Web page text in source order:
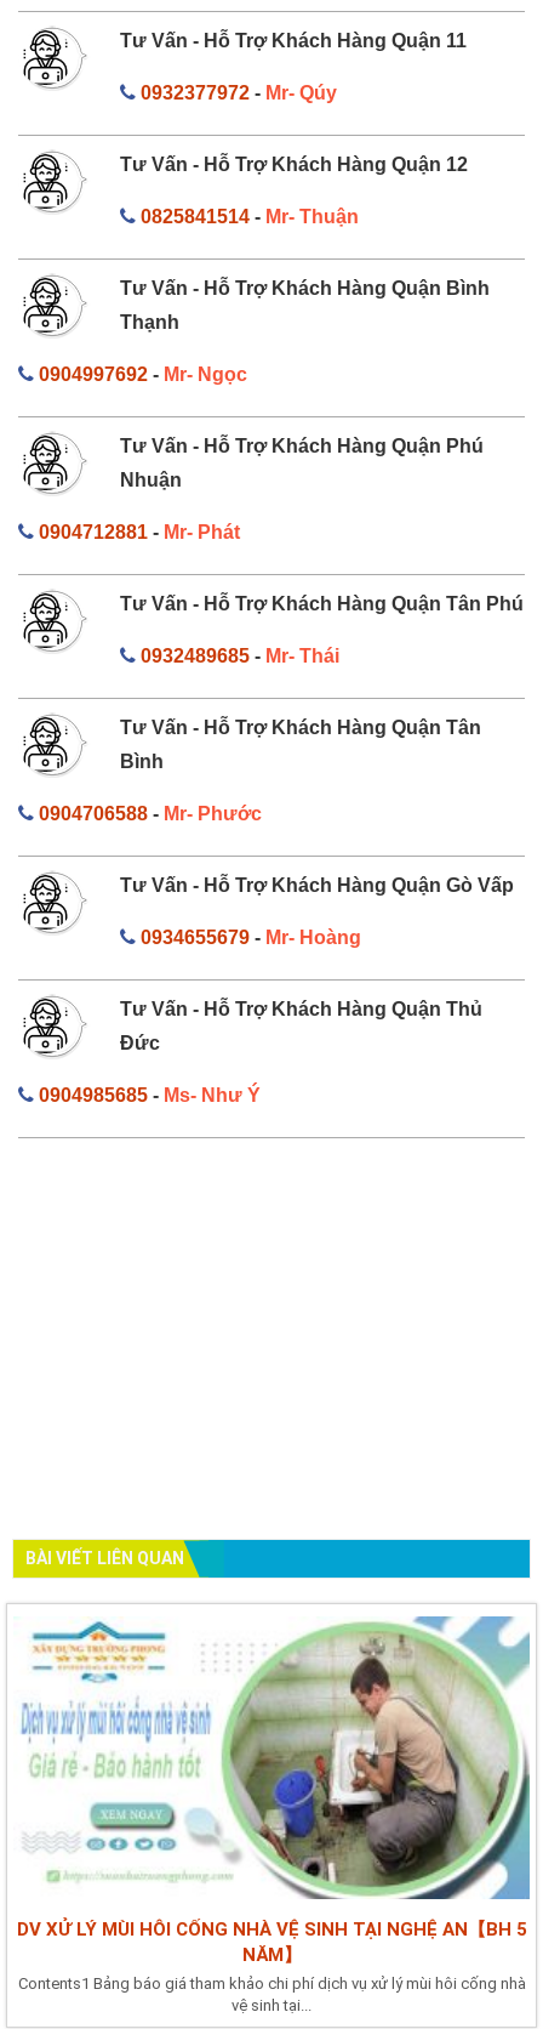
Tư Vấn - Hỗ Trợ Khách Hàng Quận 11
0932377972- Mr- Qúy
Tư Vấn - Hỗ Trợ Khách Hàng Quận 12
0825841514- Mr- Thuận
Tư Vấn - Hỗ Trợ Khách Hàng Quận Bình
Thạnh
0904997692 - Mr- Ngọc
Tư Vấn - Hỗ Trợ Khách Hàng Quận Phú
Nhuận
0904712881 - Mr- Phát
Tư Vấn - Hỗ Trợ Khách Hàng Quận Tân Phú
0932489685- Mr- Thái
Tư Vấn - Hỗ Trợ Khách Hàng Quận Tân
Bình
0904706588 - Mr- Phước
Tư Vấn - Hỗ Trợ Khách Hàng Quận Gò Vấp
0934655679- Mr- Hoàng
Tư Vấn - Hỗ Trợ Khách Hàng Quận Thủ
Đức
0904985685 - Ms- Như Ý
BÀI VIẾT LIÊN QUAN
DV XỬ LÝ MÙI HÔI CỐNG NHÀ VỆ SINH TẠI NGHỆ AN【BH 5
NĂM】
Contents1 Bảng báo giá tham khảo chi phí dịch vụ xử lý mùi hôi cống nhà
vệ sinh tại...